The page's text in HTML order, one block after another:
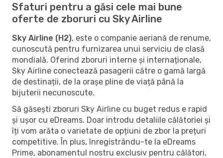
Sfaturi pentru a găsi cele mai bune
oferte de zboruri cu Sky Airline
Sky Airline (H2), este o companie aeriană de renume,
cunoscută pentru furnizarea unui serviciu de clasă
mondială. Oferind zboruri interne și internaționale,
Sky Airline conectează pasagerii către o gamă largă
de destinații, de la orașe pline de viață până la
bijuterii necunoscute.
Să găsești zboruri Sky Airline cu buget redus e rapid
și ușor cu eDreams. Doar introdu detaliile călătoriei și
îți vom arăta o varietate de opțiuni de zbor la prețuri
competitive. În plus, înregistrându-te la eDreams
Prime, abonamentul nostru exclusiv pentru călători,